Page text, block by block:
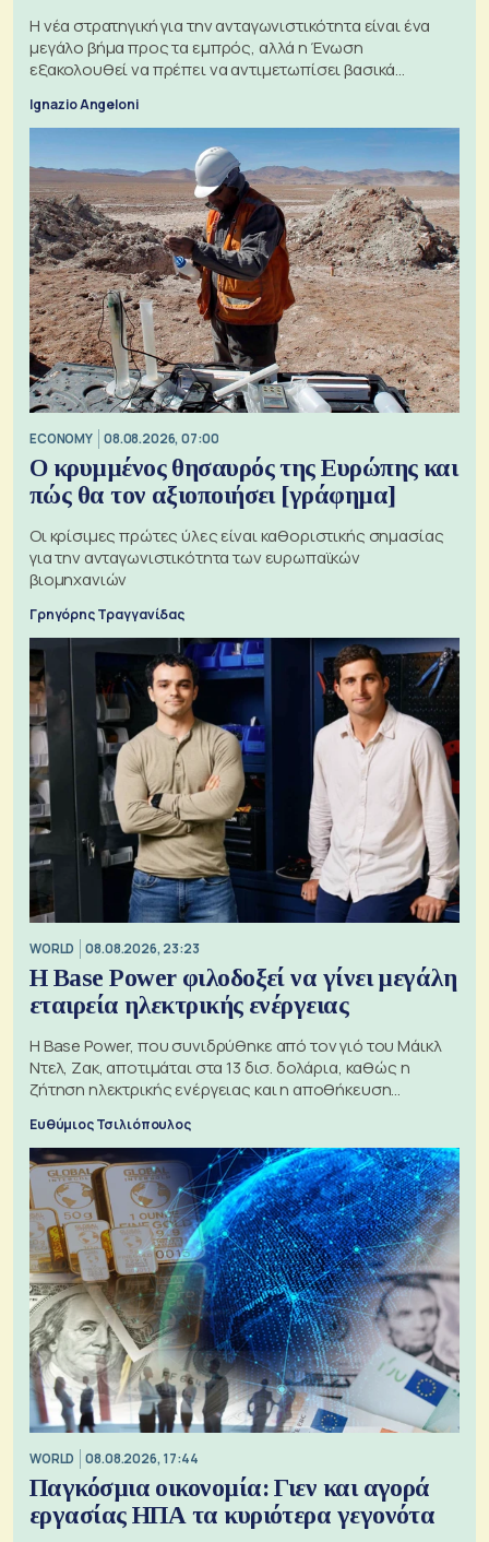
Η νέα στρατηγική για την ανταγωνιστικότητα είναι ένα
μεγάλο βήμα προς τα εμπρός, αλλά η Ένωση
εξακολουθεί να πρέπει να αντιμετωπίσει βασικά
Ignazio Angeloni
ECONOMY 08.08.2026, 07:00
Ο κρυμμένος θησαυρός της Ευρώπης και
πώς θα τον αξιοποιήσει [γράφημα]
Οι κρίσιμες πρώτες ύλες είναι καθοριστικής σημασίας
για την ανταγωνιστικότητα των ευρωπαϊκών
βιομηχανιών
Γρηγόρης Τραγγανίδας
WORLD 08.08.2026, 23:23
Η Base Power φιλοδοξεί να γίνει μεγάλη
εταιρεία ηλεκτρικής ενέργειας
Η Base Power, που συνιδρύθηκε από τον γιό του Μάικλ
Ντελ, Ζακ, αποτιμάται στα 13 δισ. δολάρια, καθώς η
ζήτηση ηλεκτρικής ενέργειας και η αποθήκευση
Ευθύμιος Τσιλιόπουλος
WORLD 08.08.2026, 17:44
Παγκόσμια οικονομία: Γιεν και αγορά
εργασίας ΗΠΑ τα κυριότερα γεγονότα